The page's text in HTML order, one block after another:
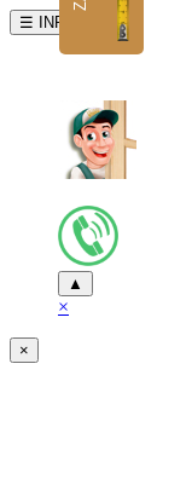
☰ INFO
▲
×
×